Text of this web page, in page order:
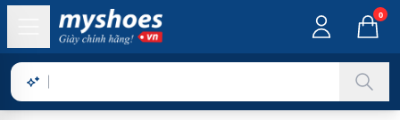
0
Sản phẩm